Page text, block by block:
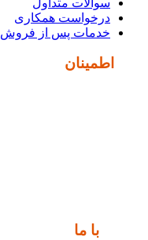
سوالات متداول
درخواست همکاری
خدمات پس از فروش
اطمینان
با ما